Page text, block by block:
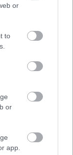
or
to
or
app.
nem
ezért
életviteled,
töltsd el a
mi az, amin